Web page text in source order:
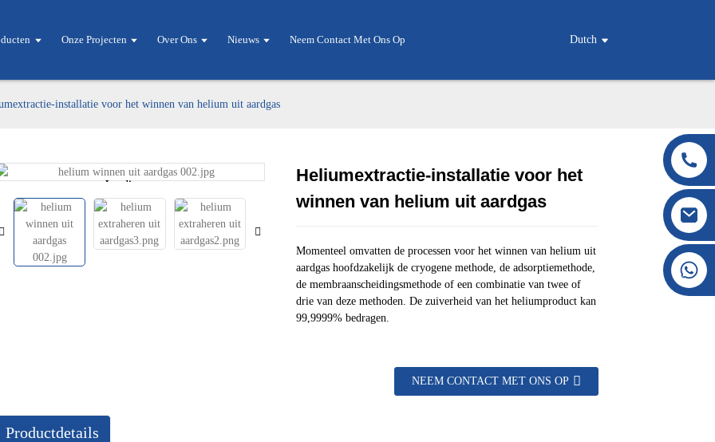
Onze Projecten Over Ons Nieuws Neem Contact Met Ons Op Dutch
+86 177 8117 4421
+86 138 8076 0589
installatie voor het winnen van helium uit aardgas
Loading...
Loading... Loading...
Loading... Loading...
Loading...
Heliumextractie-installatie voor het
winnen van helium uit aardgas
Momenteel omvatten de processen voor het winnen van helium uit
aardgas hoofdzakelijk de cryogene methode, de adsorptiemethode,
de membraanscheidingsmethode of een combinatie van twee of
drie van deze methoden. De zuiverheid van het heliumproduct kan
99,9999% bedragen.
NEEM CONTACT MET ONS OP
Productdetails